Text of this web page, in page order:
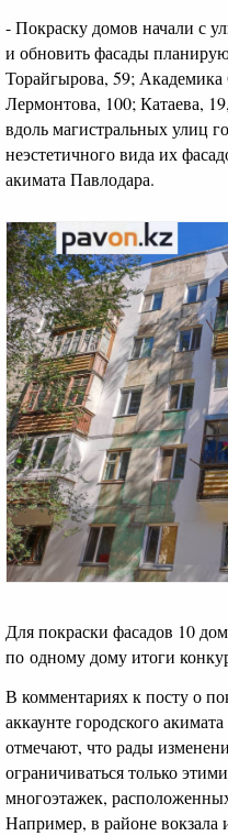
- Покраску домов начали с
и обновить фасады
Торайгырова, 59; Академика
Лермонтова, 100; Катаева,
вдоль магистральных улиц
неэстетичного вида их
акимата Павлодара.
Для покраски фасадов 10
по одному дому итоги
В комментариях к посту о
аккаунте городского
отмечают, что рады
ограничиваться только
многоэтажек,
Например, в районе вокзала